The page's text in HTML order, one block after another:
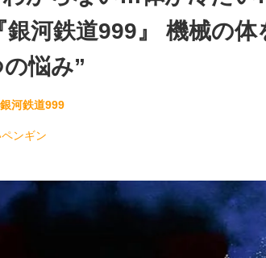
銀河鉄道999』 機械の
悩み”
河鉄道999
ンギン